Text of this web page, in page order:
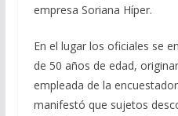
empresa Soriana Híper.
En el lugar los oficiales se
de 50 años de edad,
empleada de la
manifestó que sujetos